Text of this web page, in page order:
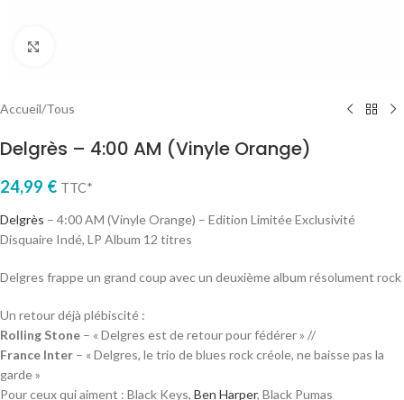
Accueil/Tous
Delgrès – 4:00 AM (Vinyle Orange)
24,99 € TTC*
Delgrès – 4:00 AM (Vinyle Orange) – Edition Limitée Exclusivité
Disquaire Indé, LP Album 12 titres
Delgres frappe un grand coup avec un deuxième album résolument rock
Un retour déjà plébiscité :
Rolling Stone – « Delgres est de retour pour fédérer » //
France Inter – « Delgres, le trio de blues rock créole, ne baisse pas la
garde »
Pour ceux qui aiment : Black Keys, Ben Harper, Black Pumas